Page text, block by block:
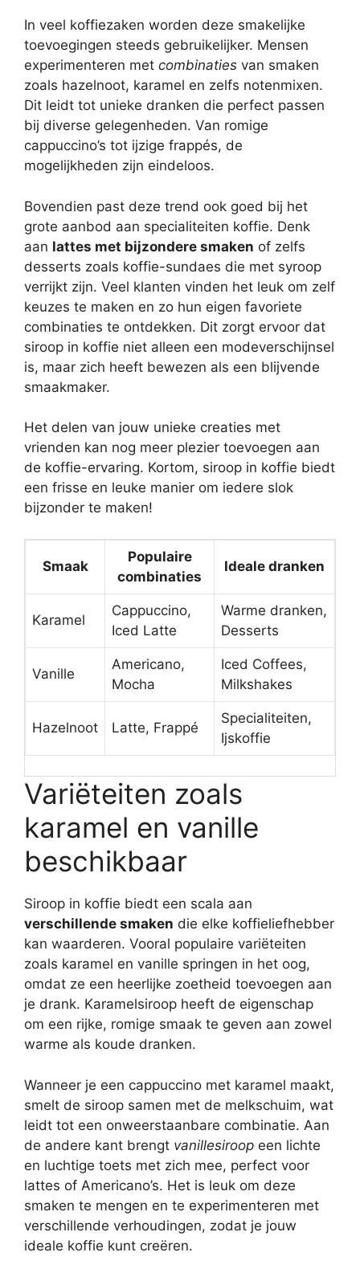
In veel koffiezaken worden deze smakelijke
toevoegingen steeds gebruikelijker. Mensen
experimenteren met combinaties van smaken
zoals hazelnoot, karamel en zelfs notenmixen.
Dit leidt tot unieke dranken die perfect passen
bij diverse gelegenheden. Van romige
cappuccino’s tot ijzige frappés, de
mogelijkheden zijn eindeloos.
Bovendien past deze trend ook goed bij het
grote aanbod aan specialiteiten koffie. Denk
aan lattes met bijzondere smaken of zelfs
desserts zoals koffie-sundaes die met syroop
verrijkt zijn. Veel klanten vinden het leuk om zelf
keuzes te maken en zo hun eigen favoriete
combinaties te ontdekken. Dit zorgt ervoor dat
siroop in koffie niet alleen een modeverschijnsel
is, maar zich heeft bewezen als een blijvende
smaakmaker.
Het delen van jouw unieke creaties met
vrienden kan nog meer plezier toevoegen aan
de koffie-ervaring. Kortom, siroop in koffie biedt
een frisse en leuke manier om iedere slok
bijzonder te maken!
Smaak
Populaire
combinaties
Ideale dranken
Karamel
Cappuccino,
Iced Latte
Warme dranken,
Desserts
Vanille
Americano,
Mocha
Iced Coffees,
Milkshakes
Hazelnoot Latte, Frappé
Specialiteiten,
Ijskoffie
Variëteiten zoals
karamel en vanille
beschikbaar
Siroop in koffie biedt een scala aan
verschillende smaken die elke koffieliefhebber
kan waarderen. Vooral populaire variëteiten
zoals karamel en vanille springen in het oog,
omdat ze een heerlijke zoetheid toevoegen aan
je drank. Karamelsiroop heeft de eigenschap
om een rijke, romige smaak te geven aan zowel
warme als koude dranken.
Wanneer je een cappuccino met karamel maakt,
smelt de siroop samen met de melkschuim, wat
leidt tot een onweerstaanbare combinatie. Aan
de andere kant brengt vanillesiroop een lichte
en luchtige toets met zich mee, perfect voor
lattes of Americano’s. Het is leuk om deze
smaken te mengen en te experimenteren met
verschillende verhoudingen, zodat je jouw
ideale koffie kunt creëren.